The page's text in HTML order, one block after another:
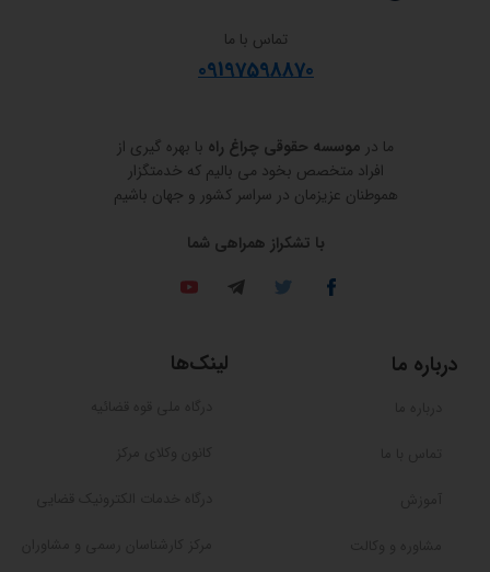
تماس با ما
09197598870
ما در موسسه حقوقی چراغ راه با بهره گیری از
افراد متخصص بخود می بالیم که خدمتگزار
هموطنان عزیزمان در سراسر کشور و جهان باشیم
​​​​​​​با تشکراز همراهی شما
درباره ما لینک‌ها